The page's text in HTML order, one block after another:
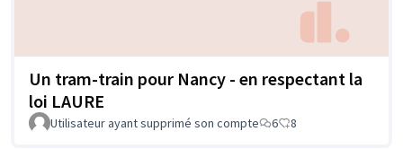
Un tram-train pour Nancy - en respectant la
loi LAURE
Utilisateur ayant supprimé son compte 6 8